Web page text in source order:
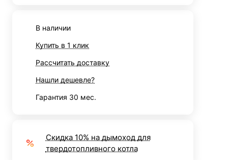
В наличии
Купить в 1 клик
Рассчитать доставку
Нашли дешевле?
Гарантия 30 мес.
Скидка 10% на дымоход для
твердотопливного котла